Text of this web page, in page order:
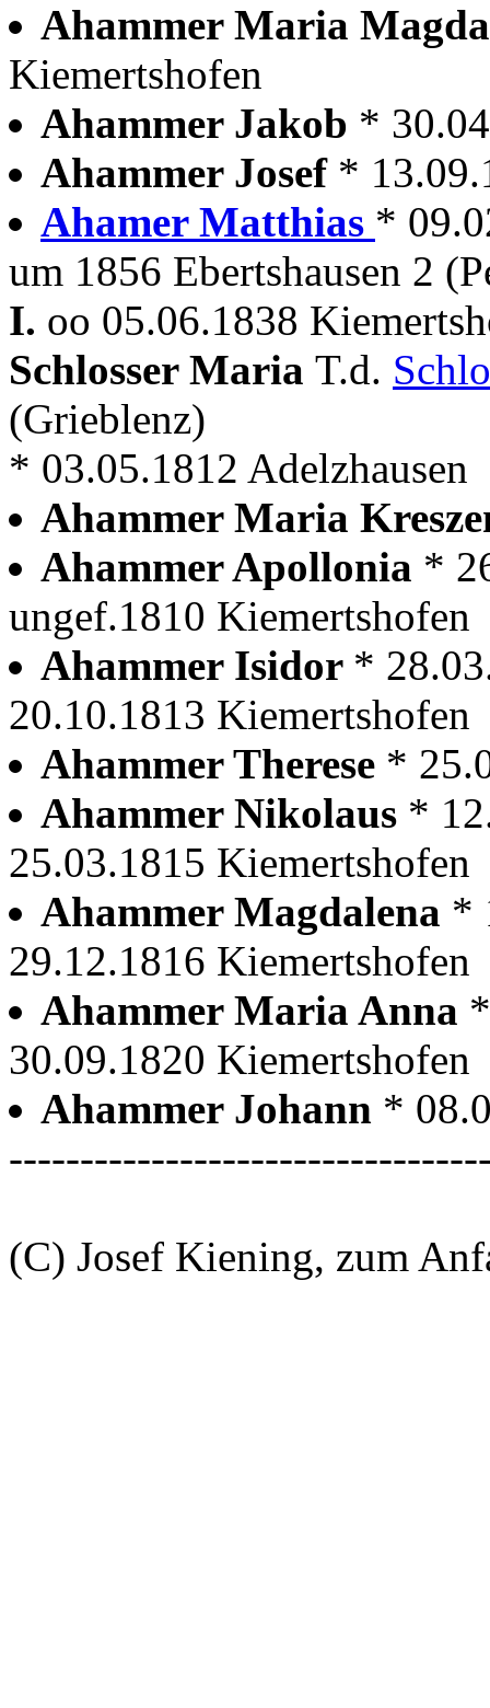
Ahammer Maria
Kiemertshofen
Ahammer Jakob *
Ahammer Josef *
Ahamer Matthias *
um 1856 Ebertshausen 2
I. oo 05.06.1838
Schlosser Maria T.d.
(Grieblenz)
* 03.05.1812 Adelzhausen
Ahammer Maria
Ahammer Apollonia *
ungef.1810 Kiemertshofen
Ahammer Isidor *
20.10.1813 Kiemertshofen
Ahammer Therese *
Ahammer Nikolaus *
25.03.1815 Kiemertshofen
Ahammer Magdalena *
29.12.1816 Kiemertshofen
Ahammer Maria Anna
30.09.1820 Kiemertshofen
Ahammer Johann *
(C) Josef Kiening, zum